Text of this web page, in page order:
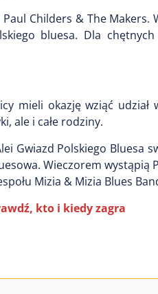
Childers & The Makers.
bluesa. Dla chętnych
mieli okazję wziąć udział
ale i całe rodziny.
Gwiazd Polskiego Bluesa
Wieczorem wystąpią
Mizia & Mizia Blues
kto i kiedy zagra